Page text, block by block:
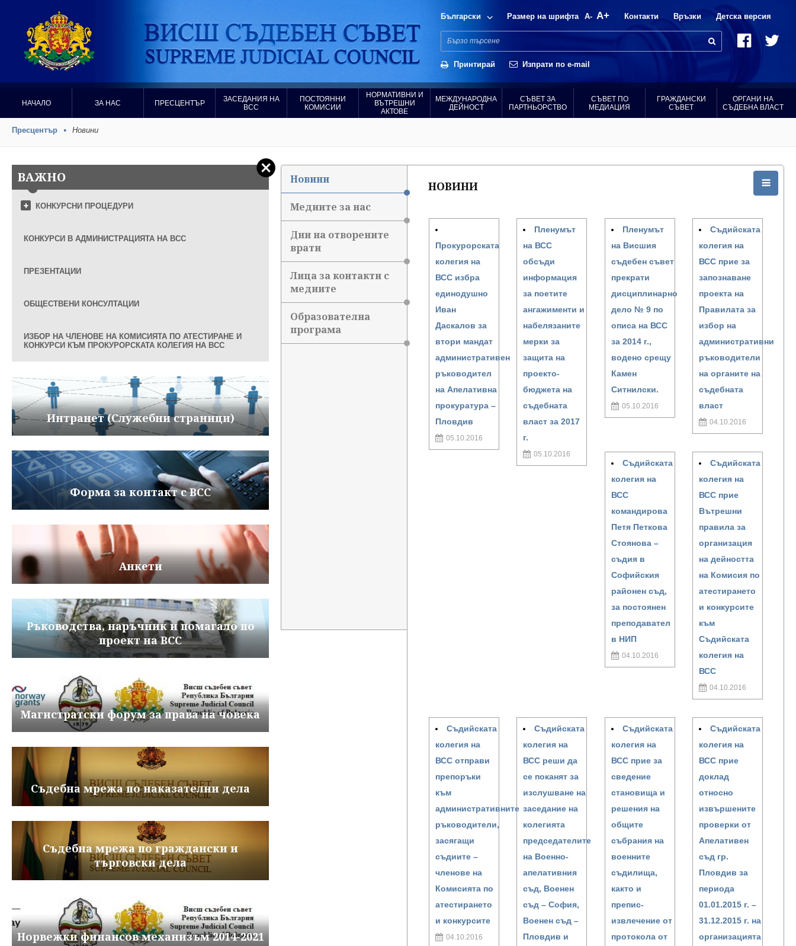
Български Размер на шрифта A- A+ Контакти Връзки Детска версия
Принтирай Изпрати по e-mail
НАЧАЛО ЗА НАС ПРЕСЦЕНТЪР
ЗАСЕДАНИЯ НА
ВСС
ПОСТОЯННИ
КОМИСИИ
НОРМАТИВНИ И
ВЪТРЕШНИ
АКТОВЕ
МЕЖДУНАРОДНА
ДЕЙНОСТ
СЪВЕТ ЗА
ПАРТНЬОРСТВО
СЪВЕТ ПО
МЕДИАЦИЯ
ГРАЖДАНСКИ
СЪВЕТ
ОРГАНИ НА
СЪДЕБНА ВЛАСТ
Пресцентър Новини
ВАЖНО
КОНКУРСНИ ПРОЦЕДУРИ
КОНКУРСИ В АДМИНИСТРАЦИЯТА НА ВСС
ПРЕЗЕНТАЦИИ
ОБЩЕСТВЕНИ КОНСУЛТАЦИИ
ИЗБОР НА ЧЛЕНОВЕ НА КОМИСИЯТА ПО АТЕСТИРАНЕ И
КОНКУРСИ КЪМ ПРОКУРОРСКАТА КОЛЕГИЯ НА ВСС
Интранет (Служебни страници)
Форма за контакт с ВСС
Анкети
Ръководства, наръчник и помагало по
проект на ВСС
Магистратски форум за права на човека
Съдебна мрежа по наказателни дела
Съдебна мрежа по граждански и
търговски дела
Норвежки финансов механизъм 2014-2021
Новини
Медиите за нас
Дни на отворените
врати
Лица за контакти с
медиите
Образователна
програма
НОВИНИ
Прокурорската
колегия на
ВСС избра
единодушно
Иван
Даскалов за
втори мандат
административен
ръководител
на Апелативна
прокуратура –
Пловдив
05.10.2016
Пленумът
на ВСС
обсъди
информация
за поетите
ангажименти и
набелязаните
мерки за
защита на
проекто-
бюджета на
съдебната
власт за 2017
г.
05.10.2016
Пленумът
на Висшия
съдебен съвет
прекрати
дисциплинарно
дело № 9 по
описа на ВСС
за 2014 г.,
водено срещу
Камен
Ситнилски.
05.10.2016
Съдийската
колегия на
ВСС прие за
запознаване
проекта на
Правилата за
избор на
административни
ръководители
на органите на
съдебната
власт
04.10.2016
Съдийската
колегия на
ВСС
командирова
Петя Петкова
Стоянова –
съдия в
Софийския
районен съд,
за постоянен
преподавател
в НИП
04.10.2016
Съдийската
колегия на
ВСС прие
Вътрешни
правила за
организация
на дейността
на Комисия по
атестирането
и конкурсите
към
Съдийската
колегия на
ВСС
04.10.2016
Съдийската
колегия на
ВСС отправи
препоръки
към
административните
ръководители,
засягащи
съдиите –
членове на
Комисията по
атестирането
и конкурсите
04.10.2016
Съдийската
колегия на
ВСС реши да
се поканят за
изслушване на
заседание на
колегията
председателите
на Военно-
апелативния
съд, Военен
съд – София,
Военен съд –
Пловдив и
Съдийската
колегия на
ВСС прие за
сведение
становища и
решения на
общите
събрания на
военните
съдилища,
както и
препис-
извлечение от
протокола от
Съдийската
колегия на
ВСС прие
доклад
относно
извършените
проверки от
Апелативен
съд гр.
Пловдив за
периода
01.01.2015 г. –
31.12.2015 г. на
организацията